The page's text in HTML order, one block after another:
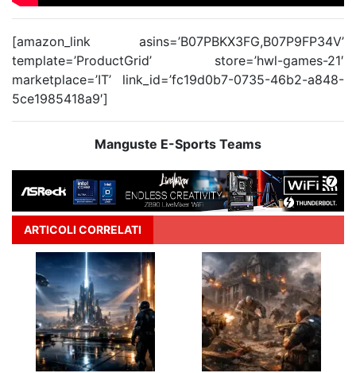
[amazon_link asins=’B07PBKX3FG,B07P9FP34V’
template=’ProductGrid’ store=’hwl-games-21′
marketplace=’IT’ link_id=’fc19d0b7-0735-46b2-a848-
5ce1985418a9′]
Manguste E-Sports Teams
ARTICOLI CORRELATI